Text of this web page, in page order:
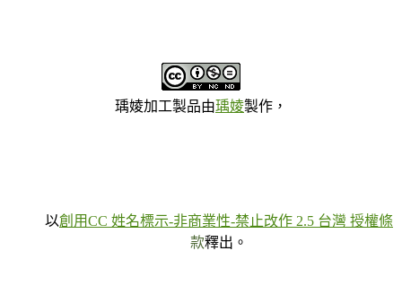
瑀婈加工製品由瑀婈製作，
以創用CC 姓名標示-非商業性-禁止改作 2.5 台灣 授權條
款釋出。